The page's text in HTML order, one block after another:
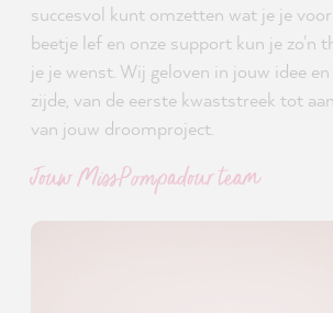
succesvol kunt omzetten wat je je
beetje lef en onze support kun je zo'n
je je wenst. Wij geloven in jouw idee
zijde, van de eerste kwaststreek tot
van jouw droomproject.
Jouw MissPompadour team